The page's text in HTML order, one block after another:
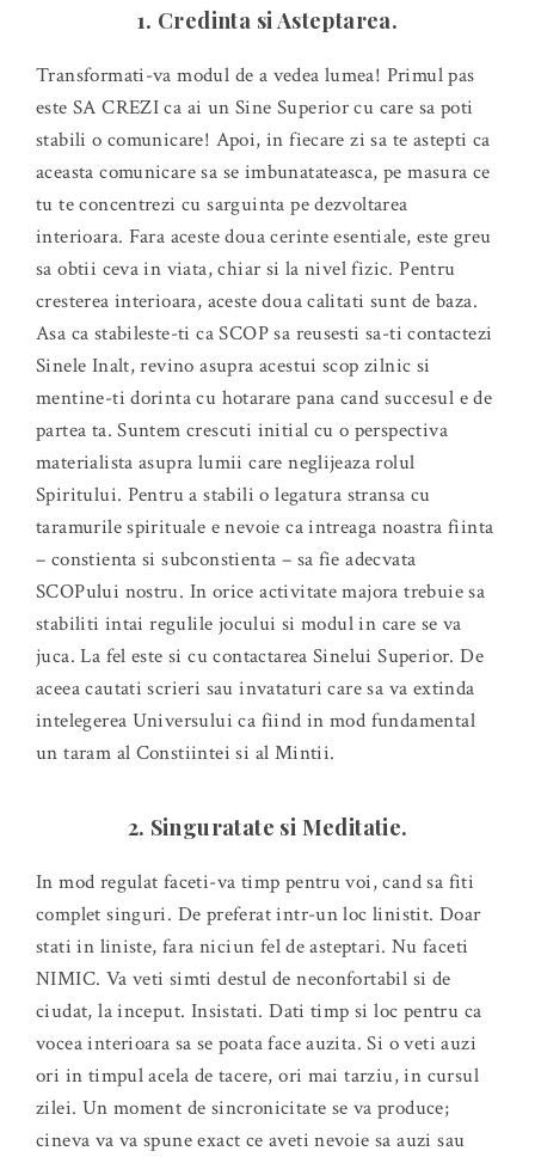
1. Credinta si Asteptarea.
Transformati-va modul de a vedea lumea! Primul pas
este SA CREZI ca ai un Sine Superior cu care sa poti
stabili o comunicare! Apoi, in fiecare zi sa te astepti ca
aceasta comunicare sa se imbunatateasca, pe masura ce
tu te concentrezi cu sarguinta pe dezvoltarea
interioara. Fara aceste doua cerinte esentiale, este greu
sa obtii ceva in viata, chiar si la nivel fizic. Pentru
cresterea interioara, aceste doua calitati sunt de baza.
Asa ca stabileste-ti ca SCOP sa reusesti sa-ti contactezi
Sinele Inalt, revino asupra acestui scop zilnic si
mentine-ti dorinta cu hotarare pana cand succesul e de
partea ta. Suntem crescuti initial cu o perspectiva
materialista asupra lumii care neglijeaza rolul
Spiritului. Pentru a stabili o legatura stransa cu
taramurile spirituale e nevoie ca intreaga noastra fiinta
– constienta si subconstienta – sa fie adecvata
SCOPului nostru. In orice activitate majora trebuie sa
stabiliti intai regulile jocului si modul in care se va
juca. La fel este si cu contactarea Sinelui Superior. De
aceea cautati scrieri sau invataturi care sa va extinda
intelegerea Universului ca fiind in mod fundamental
un taram al Constiintei si al Mintii.
2. Singuratate si Meditatie.
In mod regulat faceti-va timp pentru voi, cand sa fiti
complet singuri. De preferat intr-un loc linistit. Doar
stati in liniste, fara niciun fel de asteptari. Nu faceti
NIMIC. Va veti simti destul de neconfortabil si de
ciudat, la inceput. Insistati. Dati timp si loc pentru ca
vocea interioara sa se poata face auzita. Si o veti auzi
ori in timpul acela de tacere, ori mai tarziu, in cursul
zilei. Un moment de sincronicitate se va produce;
cineva va va spune exact ce aveti nevoie sa auzi sau